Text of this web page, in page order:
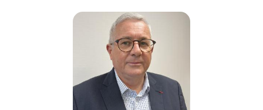
Cliquer pour passer Adjoints